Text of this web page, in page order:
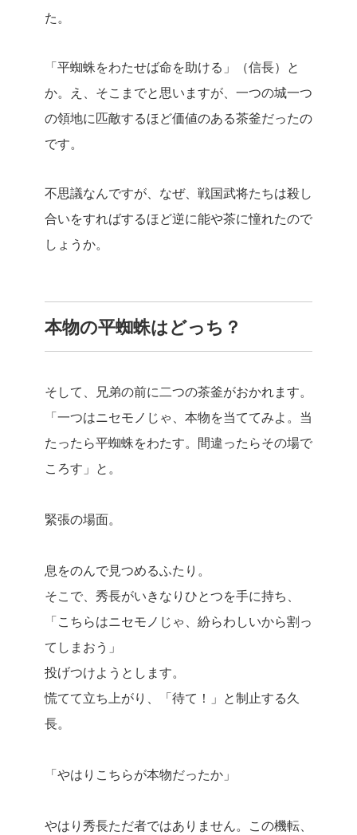
た。
「平蜘蛛をわたせば命を助ける」（信長）と
か。え、そこまでと思いますが、一つの城一つ
の領地に匹敵するほど価値のある茶釜だったの
です。
不思議なんですが、なぜ、戦国武将たちは殺し
合いをすればするほど逆に能や茶に憧れたので
しょうか。
本物の平蜘蛛はどっち？
そして、兄弟の前に二つの茶釜がおかれます。
「一つはニセモノじゃ、本物を当ててみよ。当
たったら平蜘蛛をわたす。間違ったらその場で
ころす」と。
緊張の場面。
息をのんで見つめるふたり。
そこで、秀長がいきなりひとつを手に持ち、
「こちらはニセモノじゃ、紛らわしいから割っ
てしまおう」
投げつけようとします。
慌てて立ち上がり、「待て！」と制止する久
長。
「やはりこちらが本物だったか」
やはり秀長ただ者ではありません。この機転、